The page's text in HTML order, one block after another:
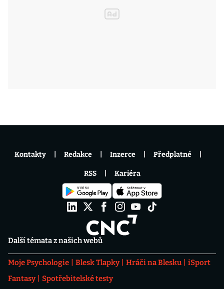
Další témata z našich webů
Moje Psychologie Blesk Tlapky Hráči na Blesku
iSport
Fantasy
Spotřebitelské testy
Kontakty Redakce Inzerce Předplatné
RSS Kariéra